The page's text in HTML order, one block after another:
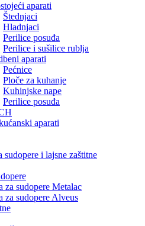
aparati
Štednjaci
Hladnjaci
Perilice posuđa
Perilice i sušilice rublja
aparati
Pećnice
Ploče za kuhanje
Kuhinjske nape
Perilice posuđa
aparati
sudopere i lajsne zaštitne
za sudopere Metalac
za sudopere Alveus